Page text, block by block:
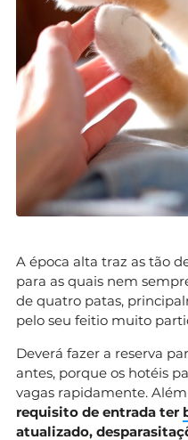
A época alta traz as tão
para as quais nem
de quatro patas,
pelo seu feitio muito
Deverá fazer a reserva
antes, porque os hotéis
vagas rapidamente.
requisito de entrada ter
atualizado,